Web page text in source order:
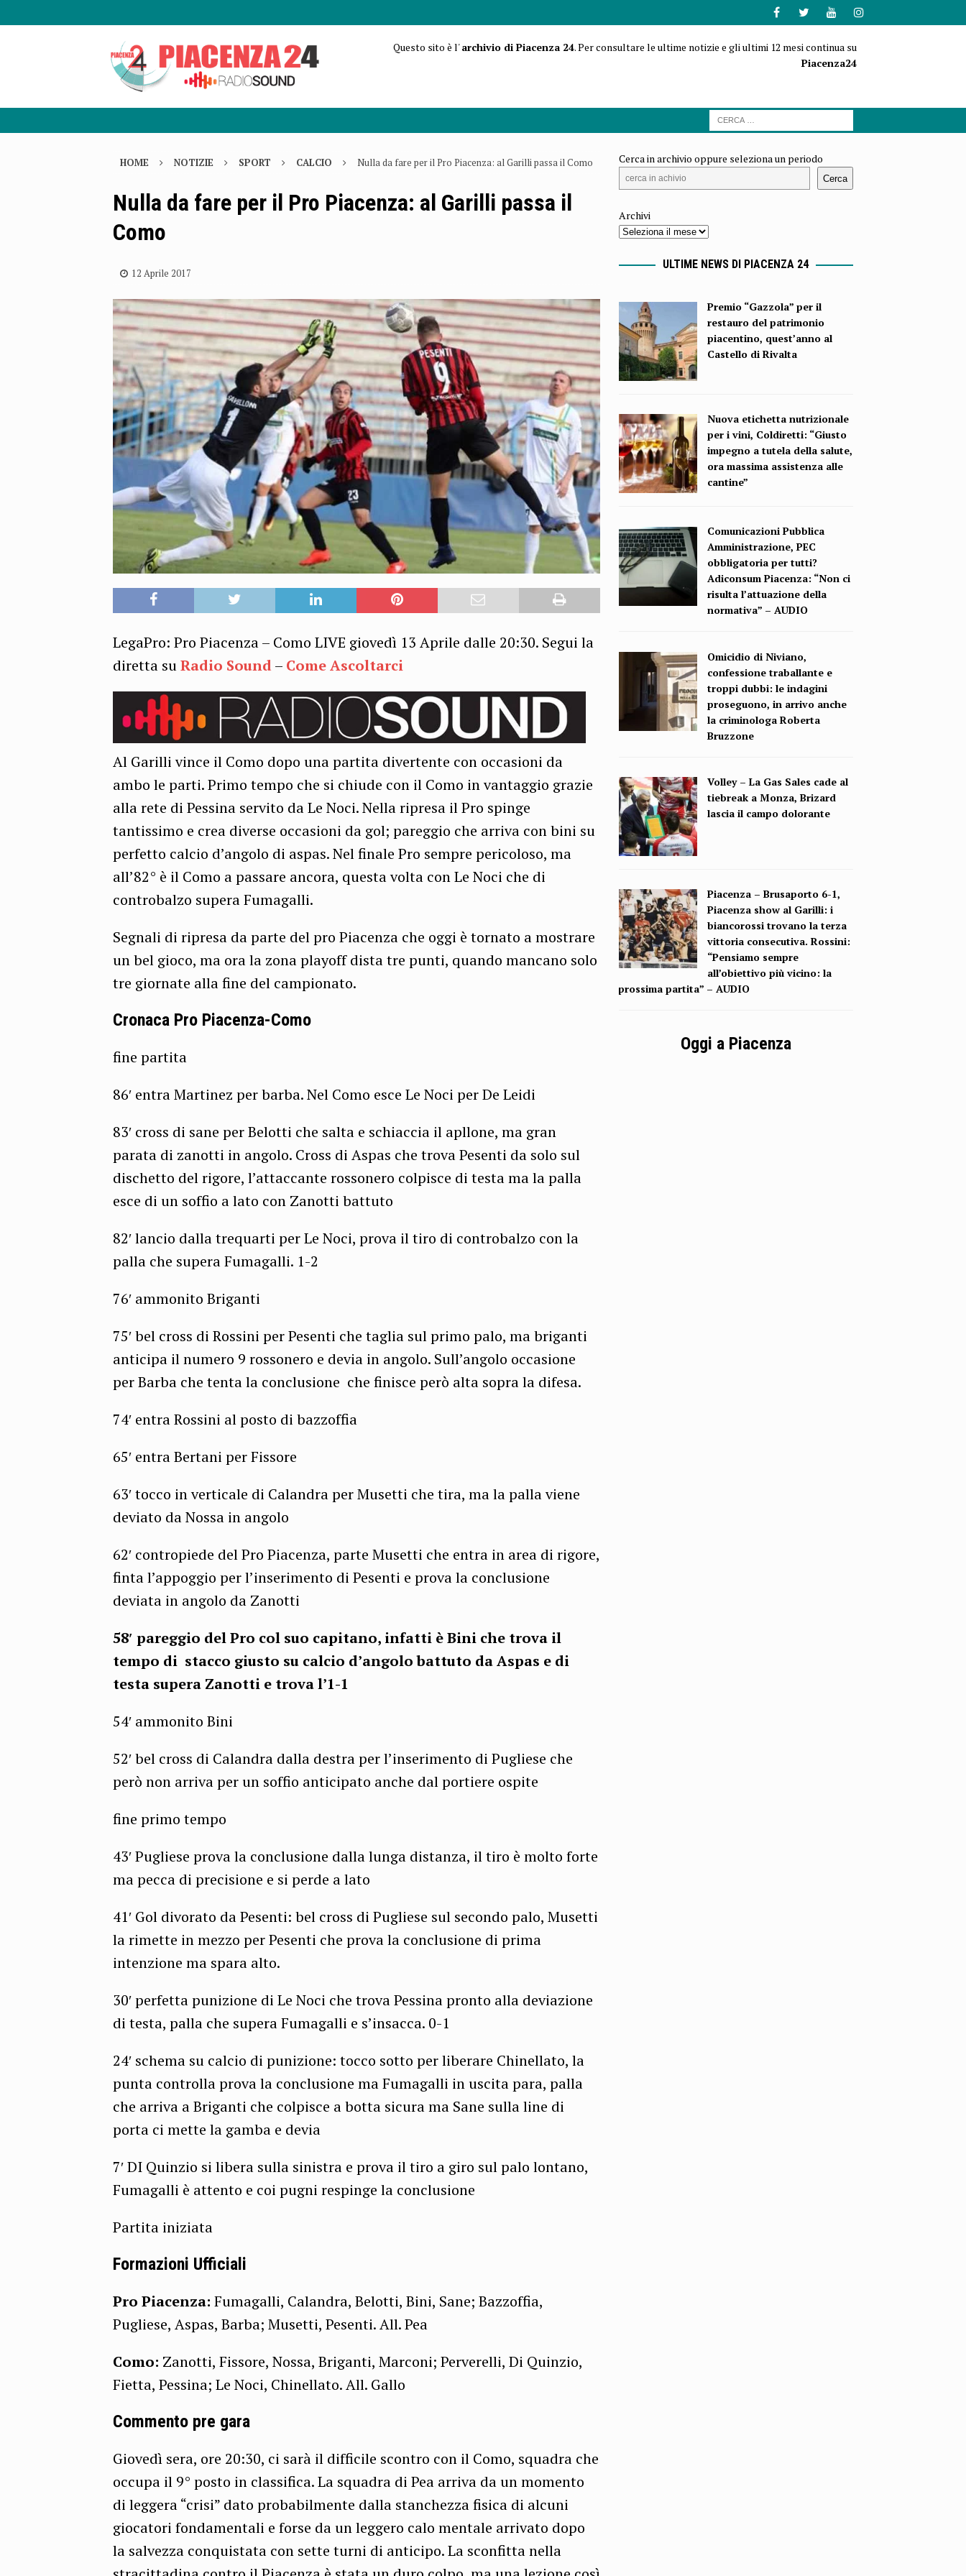
Questo sito è l'archivio di Piacenza 24. Per consultare le ultime notizie e gli ultimi 12 mesi continua su
Piacenza24
HOME NOTIZIE SPORT CALCIO Nulla da fare per il Pro Piacenza: al Garilli passa il Como
Nulla da fare per il Pro Piacenza: al Garilli passa il
Como
12 Aprile 2017
LegaPro: Pro Piacenza – Como LIVE giovedì 13 Aprile dalle 20:30. Segui la
diretta suRadio Sound– Come Ascoltarci
Al Garilli vince il Como dopo una partita divertente con occasioni da
ambo le parti. Primo tempo che si chiude con il Como in vantaggio grazie
alla rete di Pessina servito da Le Noci. Nella ripresa il Pro spinge
tantissimo e crea diverse occasioni da gol; pareggio che arriva con bini su
perfetto calcio d’angolo di aspas. Nel finale Pro sempre pericoloso, ma
all’82° è il Como a passare ancora, questa volta con Le Noci che di
controbalzo supera Fumagalli.
Segnali di ripresa da parte del pro Piacenza che oggi è tornato a mostrare
un bel gioco, ma ora la zona playoff dista tre punti, quando mancano solo
tre giornate alla fine del campionato.
Cronaca Pro Piacenza-Como
fine partita
86′ entra Martinez per barba. Nel Como esce Le Noci per De Leidi
83′ cross di sane per Belotti che salta e schiaccia il apllone, ma gran
parata di zanotti in angolo. Cross di Aspas che trova Pesenti da solo sul
dischetto del rigore, l’attaccante rossonero colpisce di testa ma la palla
esce di un soffio a lato con Zanotti battuto
82′ lancio dalla trequarti per Le Noci, prova il tiro di controbalzo con la
palla che supera Fumagalli. 1-2
76′ ammonito Briganti
75′ bel cross di Rossini per Pesenti che taglia sul primo palo, ma briganti
anticipa il numero 9 rossonero e devia in angolo. Sull’angolo occasione
per Barba che tenta la conclusione che finisce però alta sopra la difesa.
74′ entra Rossini al posto di bazzoffia
65′ entra Bertani per Fissore
63′ tocco in verticale di Calandra per Musetti che tira, ma la palla viene
deviato da Nossa in angolo
62′ contropiede del Pro Piacenza, parte Musetti che entra in area di rigore,
finta l’appoggio per l’inserimento di Pesenti e prova la conclusione
deviata in angolo da Zanotti
58′ pareggio del Pro col suo capitano, infatti è Bini che trova il
tempo di stacco giusto su calcio d’angolo battuto da Aspas e di
testa supera Zanotti e trova l’1-1
54′ ammonito Bini
52′ bel cross di Calandra dalla destra per l’inserimento di Pugliese che
però non arriva per un soffio anticipato anche dal portiere ospite
fine primo tempo
43′ Pugliese prova la conclusione dalla lunga distanza, il tiro è molto forte
ma pecca di precisione e si perde a lato
41′ Gol divorato da Pesenti: bel cross di Pugliese sul secondo palo, Musetti
la rimette in mezzo per Pesenti che prova la conclusione di prima
intenzione ma spara alto.
30′ perfetta punizione di Le Noci che trova Pessina pronto alla deviazione
di testa, palla che supera Fumagalli e s’insacca. 0-1
24′ schema su calcio di punizione: tocco sotto per liberare Chinellato, la
punta controlla prova la conclusione ma Fumagalli in uscita para, palla
che arriva a Briganti che colpisce a botta sicura ma Sane sulla line di
porta ci mette la gamba e devia
7′ DI Quinzio si libera sulla sinistra e prova il tiro a giro sul palo lontano,
Fumagalli è attento e coi pugni respinge la conclusione
Partita iniziata
Formazioni Ufficiali
Pro Piacenza: Fumagalli, Calandra, Belotti, Bini, Sane; Bazzoffia,
Pugliese, Aspas, Barba; Musetti, Pesenti. All. Pea
Como: Zanotti, Fissore, Nossa, Briganti, Marconi; Perverelli, Di Quinzio,
Fietta, Pessina; Le Noci, Chinellato. All. Gallo
Commento pre gara
Giovedì sera, ore 20:30, ci sarà il difficile scontro con il Como, squadra che
occupa il 9° posto in classifica. La squadra di Pea arriva da un momento
di leggera “crisi” dato probabilmente dalla stanchezza fisica di alcuni
giocatori fondamentali e forse da un leggero calo mentale arrivato dopo
la salvezza conquistata con sette turni di anticipo. La sconfitta nella
Cerca in archivio oppure seleziona un periodo
Cerca
Archivi
ULTIME NEWS DI PIACENZA 24
Premio “Gazzola” per il
restauro del patrimonio
piacentino, quest’anno al
Castello di Rivalta
Nuova etichetta nutrizionale
per i vini, Coldiretti: “Giusto
impegno a tutela della salute,
ora massima assistenza alle
cantine”
Comunicazioni Pubblica
Amministrazione, PEC
obbligatoria per tutti?
Adiconsum Piacenza: “Non ci
risulta l’attuazione della
normativa” – AUDIO
Omicidio di Niviano,
confessione traballante e
troppi dubbi: le indagini
proseguono, in arrivo anche
la criminologa Roberta
Bruzzone
Volley – La Gas Sales cade al
tiebreak a Monza, Brizard
lascia il campo dolorante
Piacenza – Brusaporto 6-1,
Piacenza show al Garilli: i
biancorossi trovano la terza
vittoria consecutiva. Rossini:
“Pensiamo sempre
all’obiettivo più vicino: la
prossima partita” – AUDIO
Oggi a Piacenza